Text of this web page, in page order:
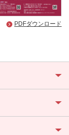
PDFダウンロード